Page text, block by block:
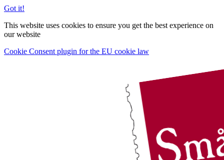
Got it!
This website uses cookies to ensure you get the best experience on
our website
Cookie Consent plugin for the EU cookie law